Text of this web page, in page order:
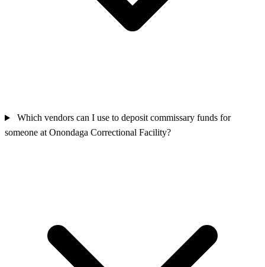
Which vendors can I use to deposit commissary funds for
someone at Onondaga Correctional Facility?